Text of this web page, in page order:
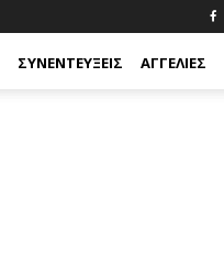
ΣΥΝΕΝΤΕΎΞΕΙΣ ΑΓΓΕΛΊΕΣ